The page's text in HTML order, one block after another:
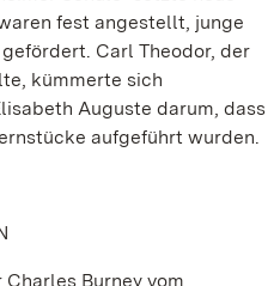
fest angestellt, junge
Carl Theodor, der
kümmerte sich
Auguste darum, dass
aufgeführt wurden.
Burney vom